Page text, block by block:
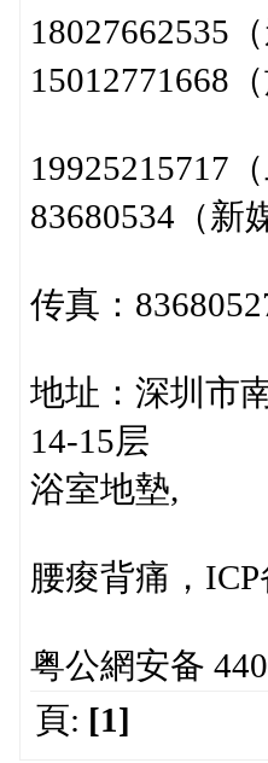
18027662535
15012771668
19925215717
83680534（新
传真：
地址：深圳市
14-15层
浴室地墊,
腰痠背痛，
粤公網安备
頁: [1]